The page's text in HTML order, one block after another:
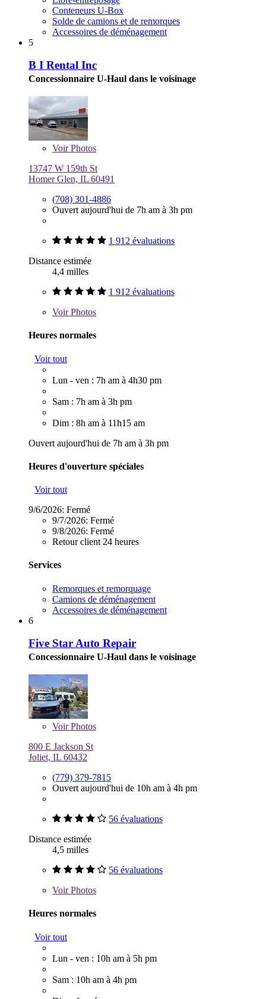
Conteneurs U-Box
Solde de camions et de remorques
Accessoires de déménagement
5
B I Rental Inc
Concessionnaire U-Haul dans le voisinage
VoirPhotos
13747 W 159th St
Homer Glen, IL 60491
(708) 301-4886
Ouvert aujourd'hui de 7h am à 3h pm
1 912 évaluations
Distance estimée
4,4 milles
1 912 évaluations
VoirPhotos
Heures normales
Voir tout
Lun - ven : 7h am à 4h30 pm
Sam : 7h am à 3h pm
Dim : 8h am à 11h15 am
Ouvert aujourd'hui de 7h am à 3h pm
Heures d'ouverture spéciales
Voir tout
9/6/2026: Fermé
9/7/2026: Fermé
9/8/2026: Fermé
Retour client 24 heures
Services
Remorques et remorquage
Camions de déménagement
Accessoires de déménagement
6
Five Star Auto Repair
Concessionnaire U-Haul dans le voisinage
VoirPhotos
800 E Jackson St
Joliet, IL 60432
(779) 379-7815
Ouvert aujourd'hui de 10h am à 4h pm
56 évaluations
Distance estimée
4,5 milles
56 évaluations
VoirPhotos
Heures normales
Voir tout
Lun - ven : 10h am à 5h pm
Sam : 10h am à 4h pm